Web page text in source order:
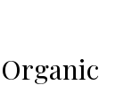
Organic